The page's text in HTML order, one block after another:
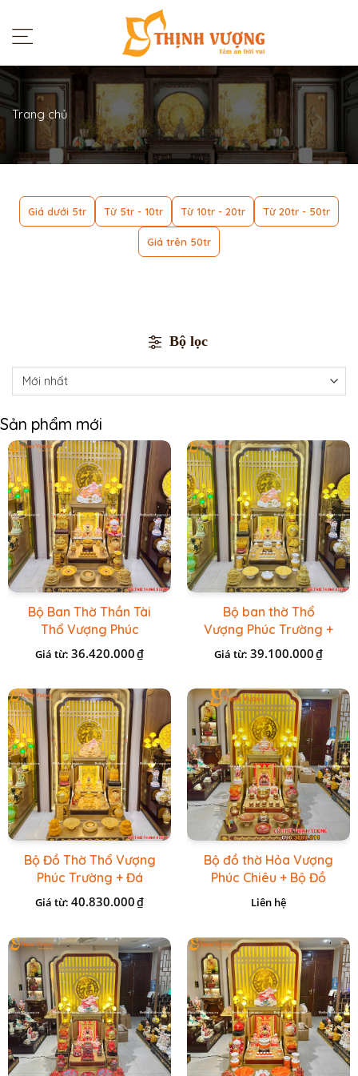
Trang chủ
Giá dưới 5tr Từ 5tr - 10tr Từ 10tr - 20tr Từ 20tr - 50tr
Giá trên 50tr
Bộ lọc
Sản phẩm mới
Bộ Ban Thờ Thần Tài
Thổ Vượng Phúc
Trường + Bộ Đồ Sứ
Cao Cấp Gấm Vàng
Giá từ: 36.420.000₫
Bộ ban thờ Thổ
Vượng Phúc Trường +
Đồ Sứ Vàng Đá Cao
Giá từ: 39.100.000₫
Bộ Đồ Thờ Thổ Vượng
Phúc Trường + Đá
Onix Vàng
Giá từ: 40.830.000₫
Bộ đồ thờ Hỏa Vượng
Phúc Chiêu + Bộ Đồ
Thờ Đá Đỏ Bọc Đồng
Cao cấp
Liên hệ